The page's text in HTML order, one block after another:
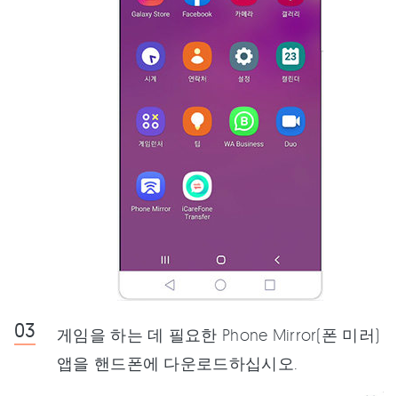
게임을 하는 데 필요한 Phone Mirror(폰 미러)
앱을 핸드폰에 다운로드하십시오.